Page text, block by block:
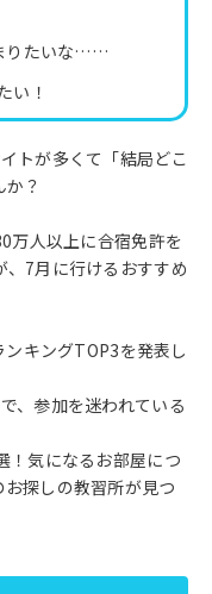
りたいな……
い！
トが多くて「結局どこ
？
万人以上に合宿免許を
7月に行けるおすすめ
キングTOP3を発表し
、参加を迷われている
！気になるお部屋につ
探しの教習所が見つ